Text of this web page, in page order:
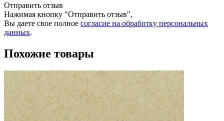
Отправить отзыв
Нажимая кнопку "Отправить отзыв",
Вы даете свое полное согласие на обработку персональных
данных.
Похожие товары